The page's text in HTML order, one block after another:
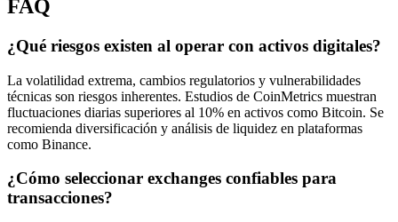
FAQ
¿Qué riesgos existen al operar con activos digitales?
La volatilidad extrema, cambios regulatorios y vulnerabilidades
técnicas son riesgos inherentes. Estudios de CoinMetrics muestran
fluctuaciones diarias superiores al 10% en activos como Bitcoin. Se
recomienda diversificación y análisis de liquidez en plataformas
como Binance.
¿Cómo seleccionar exchanges confiables para
transacciones?